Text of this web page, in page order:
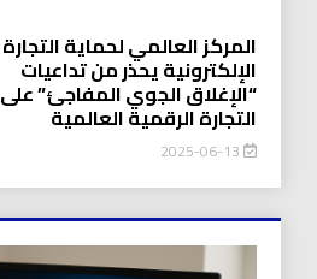
المركز العالمي لحماية التجارة
الإلكترونية يحذر من تداعيات
“الإغلاق الجوي المفاجئ” على
التجارة الرقمية العالمية
2025-06-13